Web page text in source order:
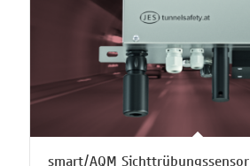
smart/AQM Sichttrübungssensor